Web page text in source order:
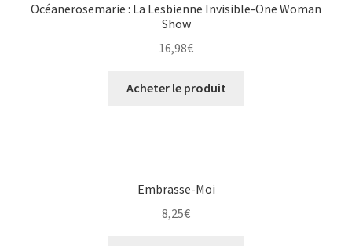
Océanerosemarie : La Lesbienne Invisible-One Woman
Show
16,98€
Acheter le produit
Embrasse-Moi
8,25€